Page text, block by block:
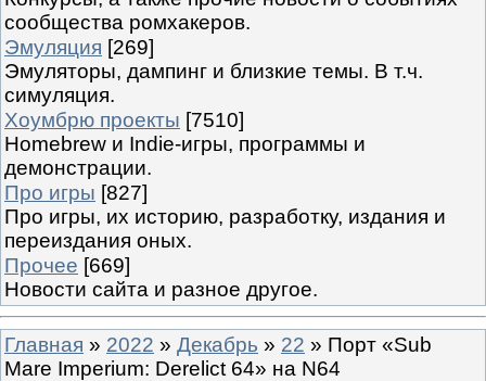
сообщества ромхакеров.
Эмуляция [269]
Эмуляторы, дампинг и близкие темы. В т.ч.
симуляция.
Хоумбрю проекты [7510]
Homebrew и Indie-игры, программы и
демонстрации.
Про игры [827]
Про игры, их историю, разработку, издания и
переиздания оных.
Прочее [669]
Новости сайта и разное другое.
Главная » 2022 » Декабрь » 22 » Порт «Sub
Mare Imperium: Derelict 64» на N64